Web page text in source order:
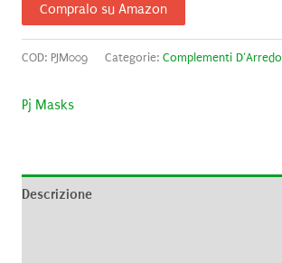
Compralo su Amazon
COD: PJM009 Categorie: Complementi D'Arredo
Pj Masks
Descrizione